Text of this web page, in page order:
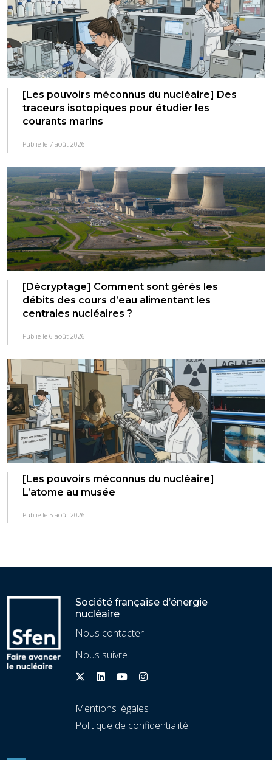
[Les pouvoirs méconnus du nucléaire] Des
traceurs isotopiques pour étudier les
courants marins
Publié le 7 août 2026
[Décryptage] Comment sont gérés les
débits des cours d’eau alimentant les
centrales nucléaires ?
Publié le 6 août 2026
[Les pouvoirs méconnus du nucléaire]
L’atome au musée
Publié le 5 août 2026
Société française d’énergie
nucléaire
Nous contacter
Nous suivre
Mentions légales
Politique de confidentialité